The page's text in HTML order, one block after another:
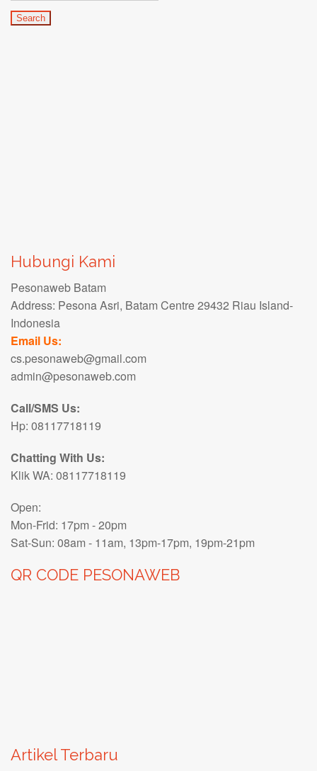
Hubungi Kami
Pesonaweb Batam
Address: Pesona Asri, Batam Centre 29432 Riau Island-
Indonesia
Email Us:
cs.pesonaweb@gmail.com
admin@pesonaweb.com
Call/SMS Us:
Hp: 08117718119
Chatting With Us:
Klik WA: 08117718119
Open:
Mon-Frid: 17pm - 20pm
Sat-Sun: 08am - 11am, 13pm-17pm, 19pm-21pm
QR CODE PESONAWEB
Artikel Terbaru